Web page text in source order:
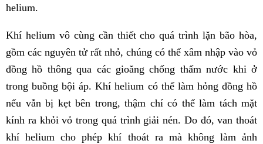
helium.
Khí helium vô cùng cần thiết cho quá trình lặn bão hòa,
gồm các nguyên tử rất nhỏ, chúng có thể xâm nhập vào vỏ
đồng hồ thông qua các gioăng chống thấm nước khi ở
trong buồng bội áp. Khí helium có thể làm hỏng đồng hồ
nếu vẫn bị kẹt bên trong, thậm chí có thể làm tách mặt
kính ra khỏi vỏ trong quá trình giải nén. Do đó, van thoát
khí helium cho phép khí thoát ra mà không làm ảnh